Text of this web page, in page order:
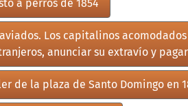
a perros de 1854
Los capitalinos
anunciar su extravío y
de la plaza de Santo Domingo en